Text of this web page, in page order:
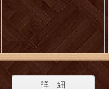
詳 細